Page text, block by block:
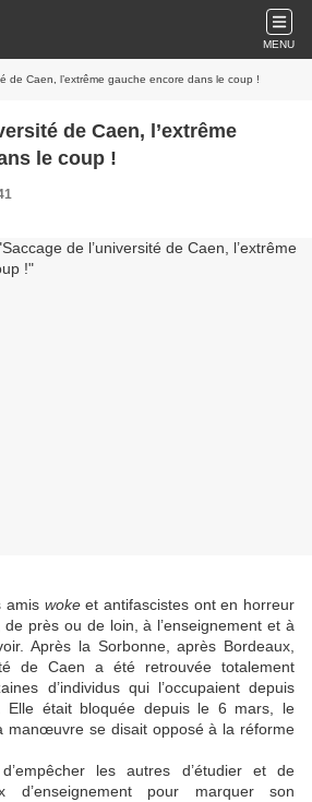
MENU
de Caen, l’extrême gauche encore dans le coup !
de Caen, l’extrême
le coup !
amis wokeet antifascistes ont en horreur
de près ou de loin, à l’enseignement et à
Après la Sorbonne, après Bordeaux,
de Caen a été retrouvée totalement
d’individus qui l’occupaient depuis
Elle était bloquée depuis le 6 mars, le
manœuvre se disait opposé à la réforme
les autres d’étudier et de
d’enseignement pour marquer son